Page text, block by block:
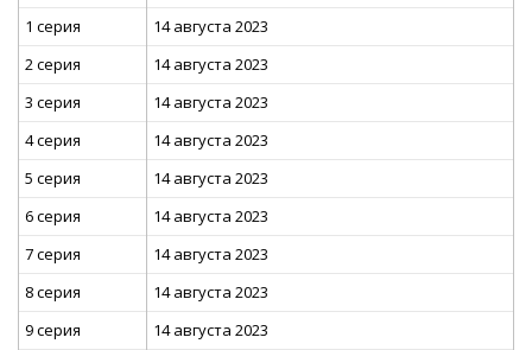
1 серия
14 августа 2023
2 серия
14 августа 2023
3 серия
14 августа 2023
4 серия
14 августа 2023
5 серия
14 августа 2023
6 серия
14 августа 2023
7 серия
14 августа 2023
8 серия
14 августа 2023
9 серия
14 августа 2023